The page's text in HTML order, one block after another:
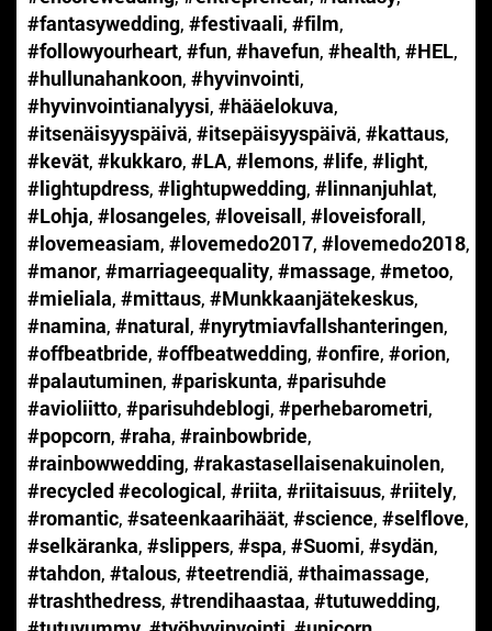
#fantasywedding, #festivaali, #film,
#followyourheart, #fun, #havefun, #health, #HEL,
#hullunahankoon, #hyvinvointi,
#hyvinvointianalyysi, #hääelokuva,
#itsenäisyyspäivä, #itsepäisyyspäivä, #kattaus,
#kevät, #kukkaro, #LA, #lemons, #life, #light,
#lightupdress, #lightupwedding, #linnanjuhlat,
#Lohja, #losangeles, #loveisall, #loveisforall,
#lovemeasiam, #lovemedo2017, #lovemedo2018,
#manor, #marriageequality, #massage, #metoo,
#mieliala, #mittaus, #Munkkaanjätekeskus,
#namina, #natural, #nyrytmiavfallshanteringen,
#offbeatbride, #offbeatwedding, #onfire, #orion,
#palautuminen, #pariskunta, #parisuhde
#avioliitto, #parisuhdeblogi, #perhebarometri,
#popcorn, #raha, #rainbowbride,
#rainbowwedding, #rakastasellaisenakuinolen,
#recycled #ecological, #riita, #riitaisuus, #riitely,
#romantic, #sateenkaarihäät, #science, #selflove,
#selkäranka, #slippers, #spa, #Suomi, #sydän,
#tahdon, #talous, #teetrendiä, #thaimassage,
#trashthedress, #trendihaastaa, #tutuwedding,